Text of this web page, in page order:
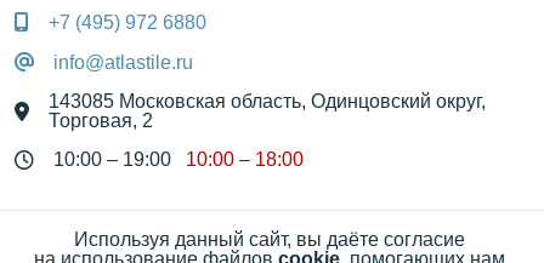
+7 (495) 972 6880
info@atlastile.ru
143085 Московская область, Одинцовский округ,
Торговая, 2
10:00 – 19:00
10:00 – 18:00
Цены в интернет-магазине носят информационный характер
и ни при каких условиях не являются публичной офертой,
Используя данный сайт, вы даёте согласие
на использование файлов cookie , помогающих нам